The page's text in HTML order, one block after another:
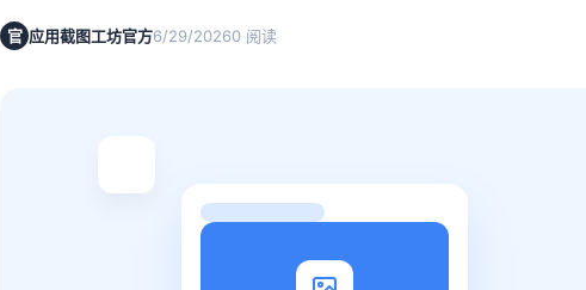
官 应用截图工坊官方6/29/20260 阅读